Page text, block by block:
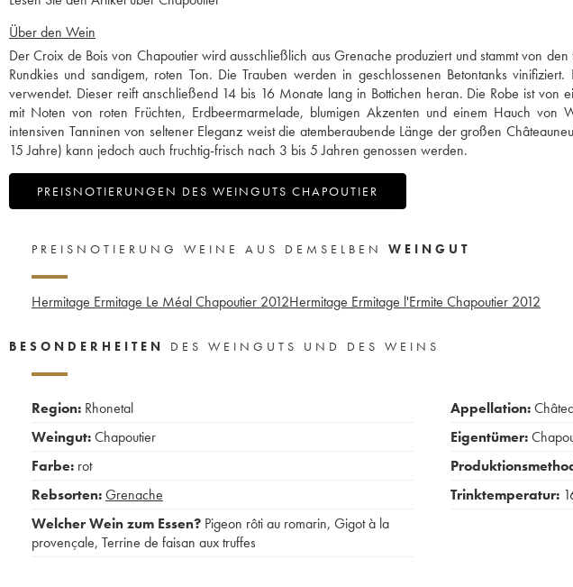
Über den Wein
Der Croix de Bois von Chapoutier wird ausschließlich aus Grenache produziert und stammt von
Rundkies und sandigem, roten Ton. Die Trauben werden in geschlossenen Betontanks
verwendet. Dieser reift anschließend 14 bis 16 Monate lang in Bottichen heran. Die Robe ist von
mit Noten von roten Früchten, Erdbeermarmelade, blumigen Akzenten und einem Hauch von
intensiven Tanninen von seltener Eleganz weist die atemberaubende Länge der großen
15 Jahre) kann jedoch auch fruchtig-frisch nach 3 bis 5 Jahren genossen werden.
PREISNOTIERUNGEN DES WEINGUTS CHAPOUTIER
PREISNOTIERUNG WEINE AUS DEMSELBEN WEINGUT
Hermitage Ermitage Le Méal Chapoutier 2012Hermitage Ermitage l'Ermite Chapoutier 2012
BESONDERHEITEN DES WEINGUTS UND DES WEINS
Region: Rhonetal
Weingut:Chapoutier
Farbe: rot
Rebsorten:Grenache
Welcher Wein zum Essen? Pigeon rôti au romarin, Gigot à la
provençale, Terrine de faisan aux truffes
Appellation:
Eigentümer:
Trinktemperatur: